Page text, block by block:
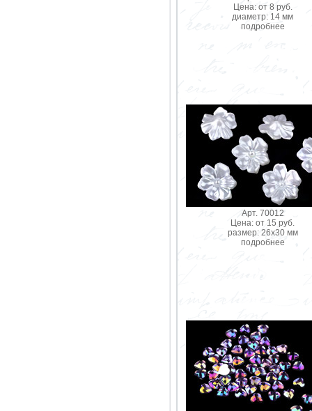
Цена: от 8 руб.
диаметр: 14 мм
подробнее
Арт. 70012
Цена: от 15 руб.
размер: 26х30 мм
подробнее